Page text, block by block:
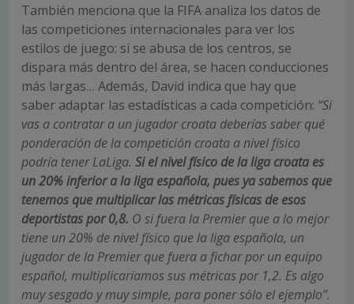
También menciona que la FIFA analiza los datos de
las competiciones internacionales para ver los
estilos de juego: si se abusa de los centros, se
dispara más dentro del área, se hacen conducciones
más largas… Además, David indica que hay que
saber adaptar las estadísticas a cada competición: “Si
vas a contratar a un jugador croata deberías saber qué
ponderación de la competición croata a nivel físico
podría tener LaLiga. Si el nivel físico de la liga croata es
un 20% inferior a la liga española, pues ya sabemos que
tenemos que multiplicar las métricas físicas de esos
deportistas por 0,8. O si fuera la Premier que a lo mejor
tiene un 20% de nivel físico que la liga española, un
jugador de la Premier que fuera a fichar por un equipo
español, multiplicaríamos sus métricas por 1,2. Es algo
muy sesgado y muy simple, para poner sólo el ejemplo”.